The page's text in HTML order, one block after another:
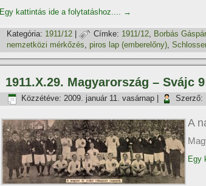
Egy kattintás ide a folytatáshoz.... →
Kategória: 1911/12 Címke: 1911/12, Borbás
nemzetközi mérkőzés, piros lap (emberelőny),
1911.X.29. Magyarország – Svájc
Közzétéve: 2009. január 11. vasárnap Szerző:
A
Egy